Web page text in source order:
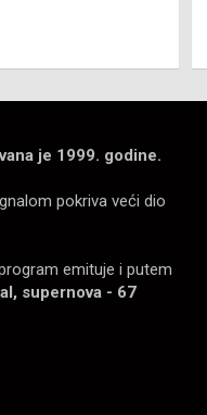
je 1999. godine.
pokriva veći dio
emituje i putem
supernova - 67